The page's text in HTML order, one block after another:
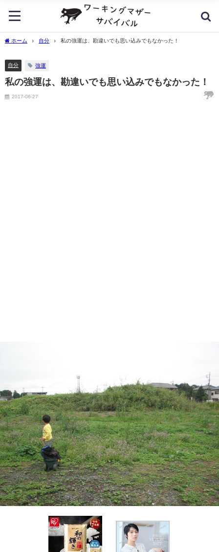
ホーム 自分 私の強運は、勘違いでも思い込みでもなかった！
自分 強運
私の強運は、勘違いでも思い込みでもなかった！
2017-06-27